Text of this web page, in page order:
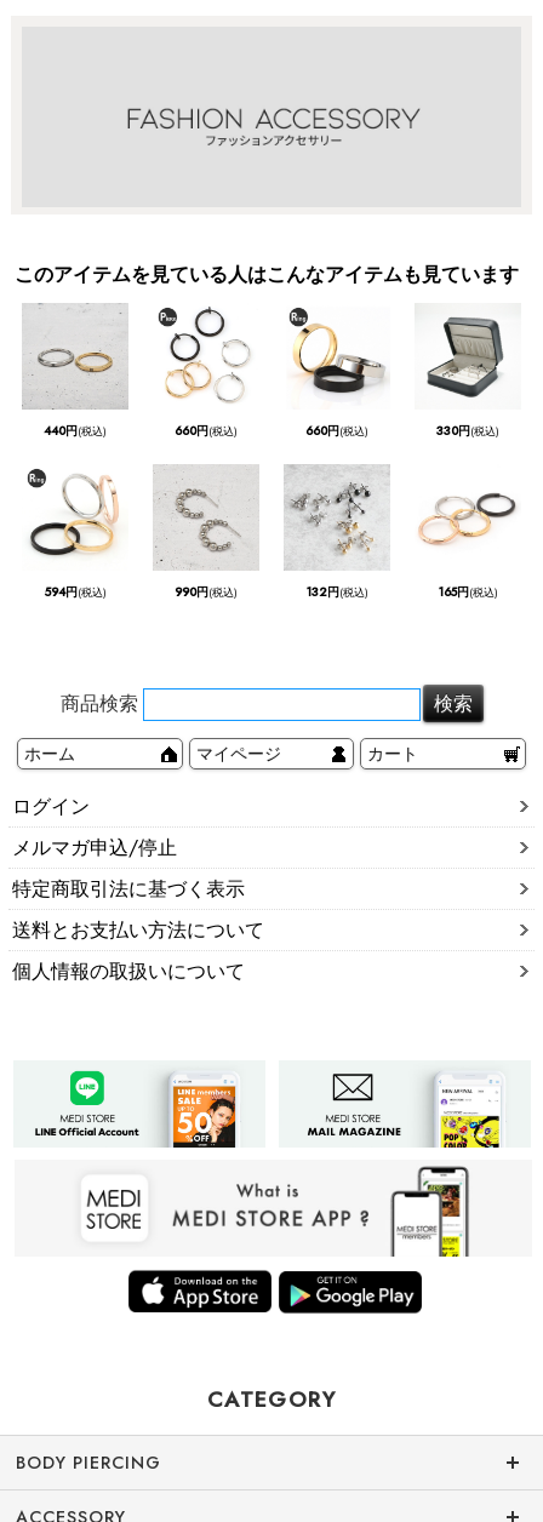
このアイテムを見ている人はこんなアイテムも見ています
440円(税込) 660円(税込) 660円(税込) 330円(税込)
594円(税込) 990円(税込) 132円(税込) 165円(税込)
商品検索
ホーム マイページ カート
ログイン
メルマガ申込/停止
特定商取引法に基づく表示
送料とお支払い方法について
個人情報の取扱いについて
CATEGORY
BODY PIERCING
ACCESSORY